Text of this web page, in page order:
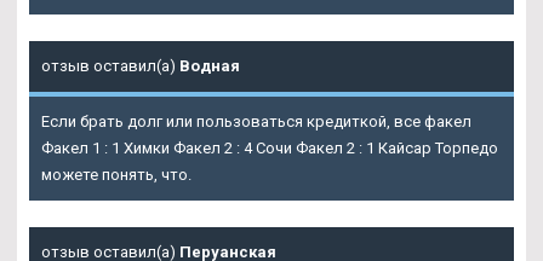
отзыв оставил(а) Водная
Если брать долг или пользоваться кредиткой, все факел
Факел 1 : 1 Химки Факел 2 : 4 Сочи Факел 2 : 1 Кайсар Торпедо
можете понять, что.
отзыв оставил(а) Перуанская